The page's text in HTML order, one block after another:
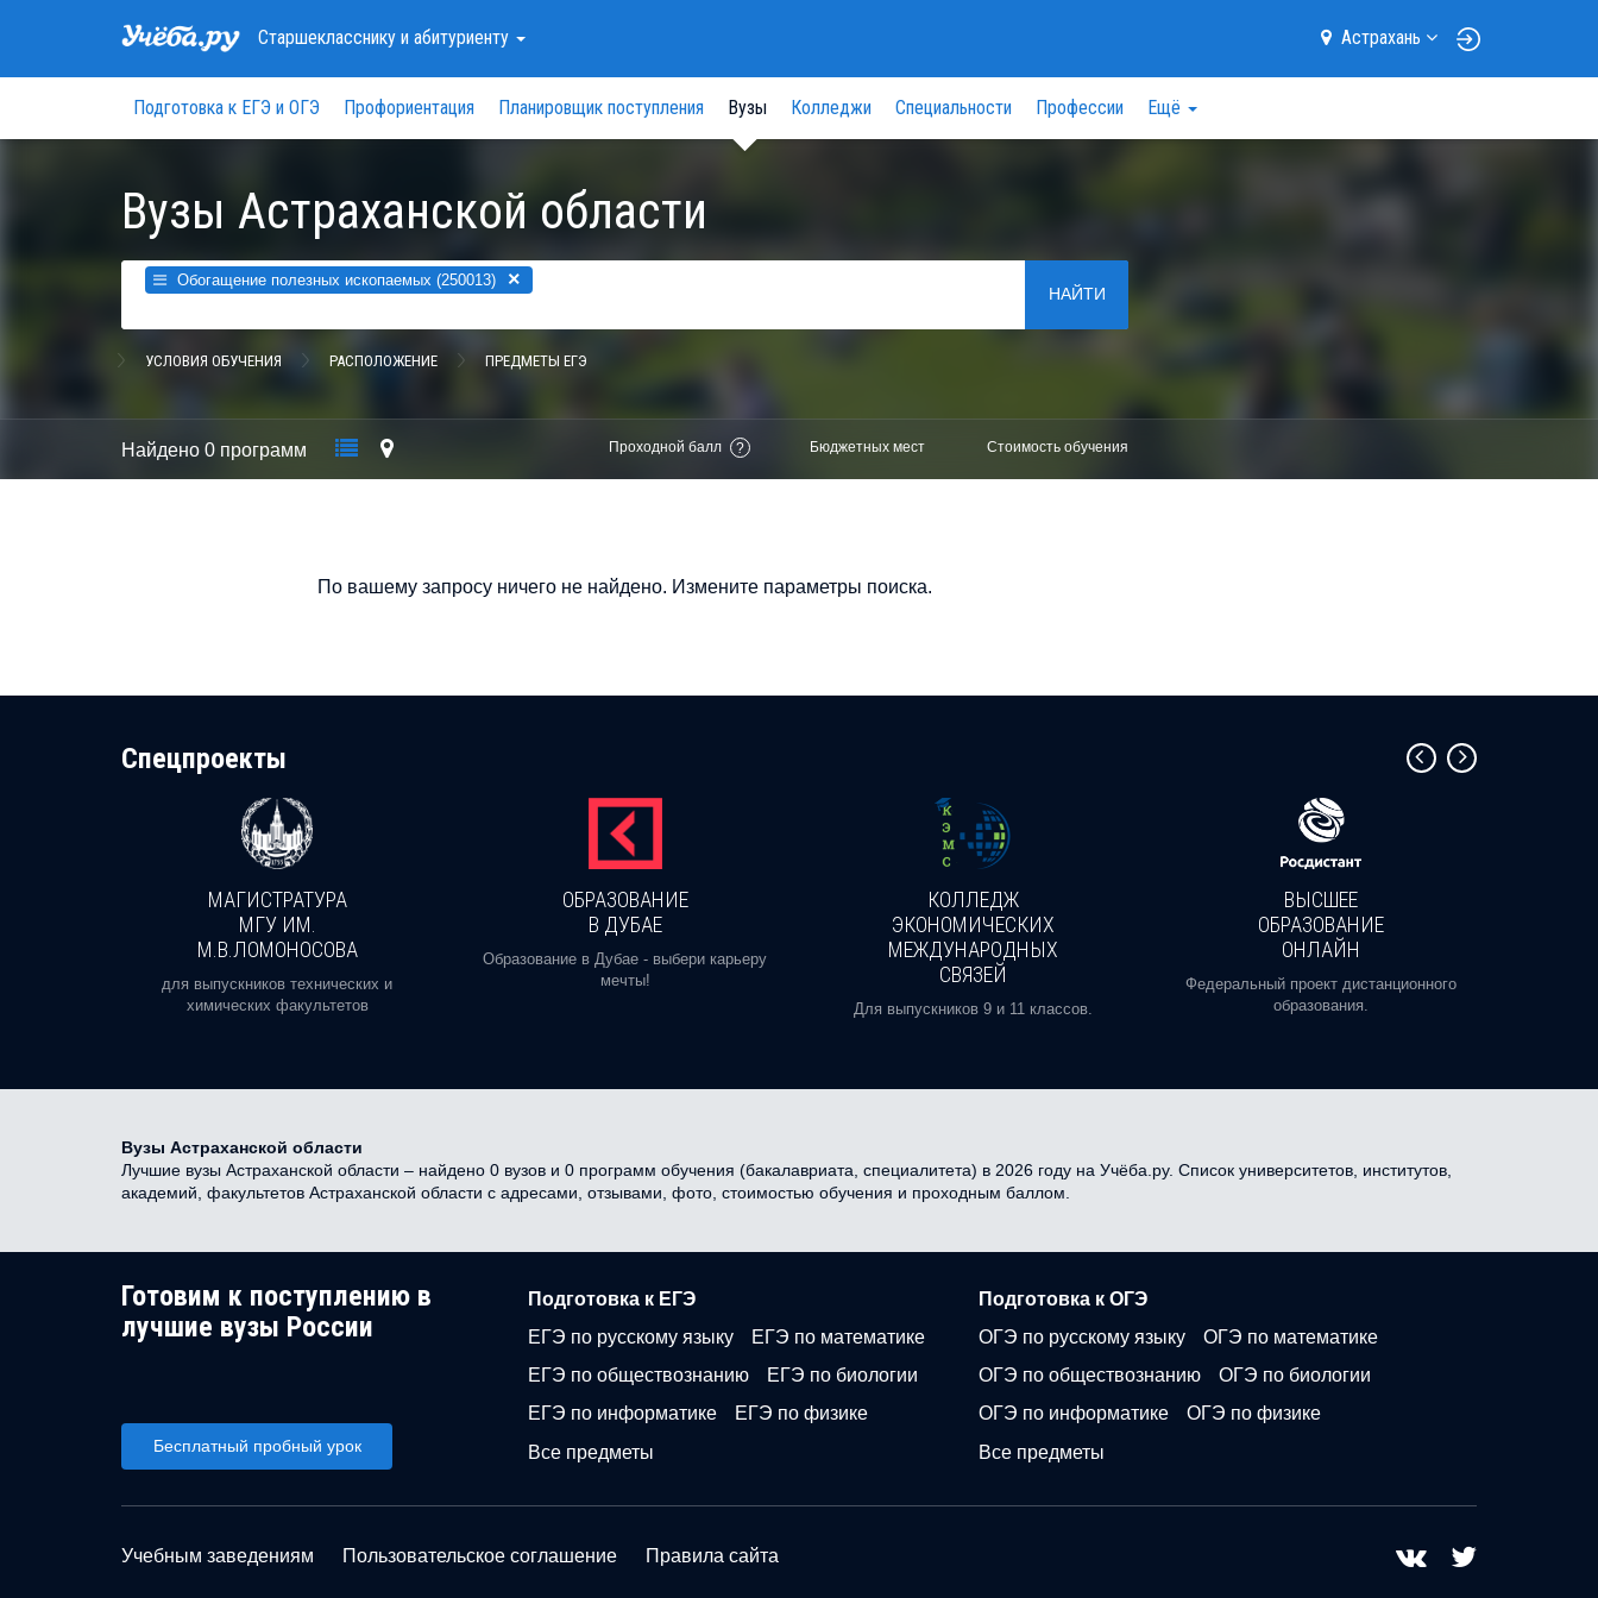
Старшеклассникуи абитуриенту Астрахань
Подготовка к ЕГЭ и ОГЭ Профориентация Планировщик поступления Вузы Колледжи Специальности Профессии Ещё
Вузы Астраханской области
Обогащение полезных ископаемых (250013) ×
НАЙТИ
УСЛОВИЯ ОБУЧЕНИЯ РАСПОЛОЖЕНИЕ ПРЕДМЕТЫ ЕГЭ
Найдено 0 программ Проходной балл ? Бюджетных мест Стоимость обучения
По вашему запросу ничего не найдено. Измените параметры поиска.
Cпецпроекты
МАГИСТРАТУРА
МГУ ИМ.
М.В.ЛОМОНОСОВА
для выпускников технических и
химических факультетов
ОБРАЗОВАНИЕ
В ДУБАЕ
Образование в Дубае - выбери карьеру
мечты!
КОЛЛЕДЖ
ЭКОНОМИЧЕСКИХ
МЕЖДУНАРОДНЫХ
СВЯЗЕЙ
Для выпускников 9 и 11 классов.
ВЫСШЕЕ
ОБРАЗОВАНИЕ
ОНЛАЙН
Федеральный проект дистанционного
образования.
Вузы Астраханской области
Лучшие вузы Астраханской области – найдено 0 вузов и 0 программ обучения (бакалавриата, специалитета) в 2026 году на Учёба.ру. Список университетов, институтов,
академий, факультетов Астраханской области с адресами, отзывами, фото, стоимостью обучения и проходным баллом.
Готовим к поступлению в
лучшие вузы России
Бесплатный пробный урок
Подготовка к ЕГЭ
ЕГЭ по русскому языку
ЕГЭ по математике
ЕГЭ по обществознанию
ЕГЭ по биологии
ЕГЭ по информатике
ЕГЭ по физике
Все предметы
Подготовка к ОГЭ
ОГЭ по русскому языку
ОГЭ по математике
ОГЭ по обществознанию
ОГЭ по биологии
ОГЭ по информатике
ОГЭ по физике
Все предметы
Учебным заведениям Пользовательское соглашение Правила сайта